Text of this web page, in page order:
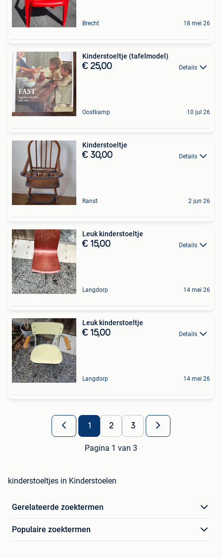
Brecht 18 mei 26
Kinderstoeltje (tafelmodel)
€ 25,00 Details
Oostkamp 10 jul 26
Kinderstoeltje
€ 30,00 Details
Ranst 2 jun 26
Leuk kinderstoeltje
€ 15,00 Details
Langdorp 14 mei 26
Leuk kinderstoeltje
€ 15,00 Details
Langdorp 14 mei 26
1 2 3
Pagina 1 van 3
kinderstoeltjes in Kinderstoelen
Gerelateerde zoektermen
Populaire zoektermen